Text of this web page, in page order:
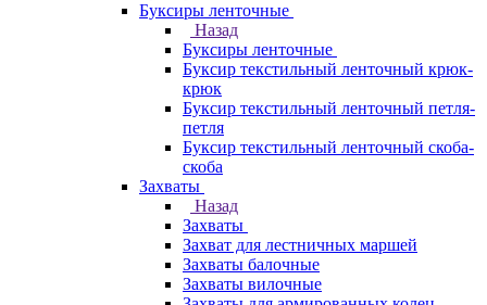
Буксиры ленточные
Назад
Буксиры ленточные
Буксир текстильный ленточный крюк-
крюк
Буксир текстильный ленточный петля-
петля
Буксир текстильный ленточный скоба-
скоба
Захваты
Назад
Захваты
Захват для лестничных маршей
Захваты балочные
Захваты вилочные